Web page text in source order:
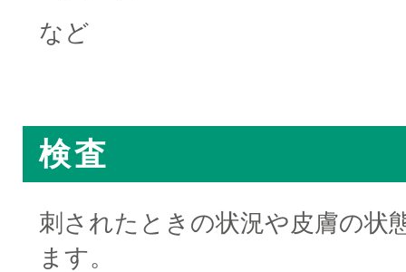
など
検査
刺されたときの状況や皮膚の状
ます。